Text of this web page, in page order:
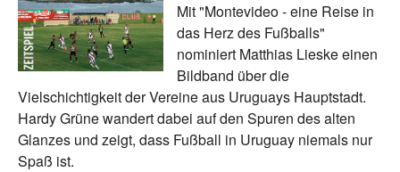
Mit "Montevideo - eine Reise in
das Herz des Fußballs"
nominiert Matthias Lieske einen
Bildband über die
Vielschichtigkeit der Vereine aus Uruguays Hauptstadt.
Hardy Grüne wandert dabei auf den Spuren des alten
Glanzes und zeigt, dass Fußball in Uruguay niemals nur
Spaß ist.